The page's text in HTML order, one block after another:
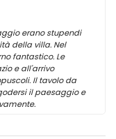
erano stupendi
della villa. Nel
fantastico. Le
e all'arrivo
Il tavolo da
il paesaggio e